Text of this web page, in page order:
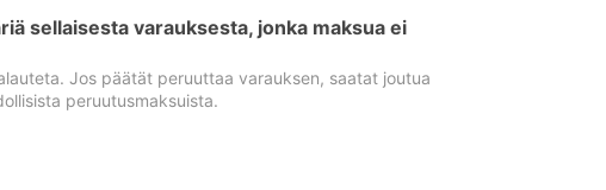
sellaisesta varauksesta, jonka maksua ei
Jos päätät peruuttaa varauksen, saatat joutua
peruutusmaksuista.